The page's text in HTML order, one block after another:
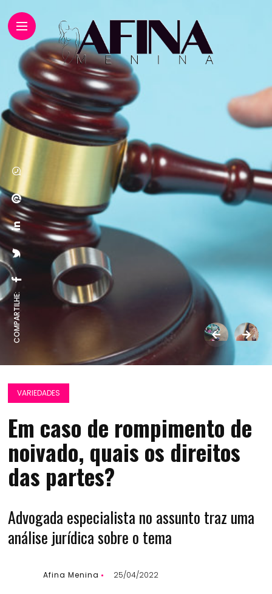
COMPARTILHE:
VARIEDADES
Em caso de rompimento de
noivado, quais os direitos
das partes?
Advogada especialista no assunto traz uma
análise jurídica sobre o tema
Afina Menina 25/04/2022